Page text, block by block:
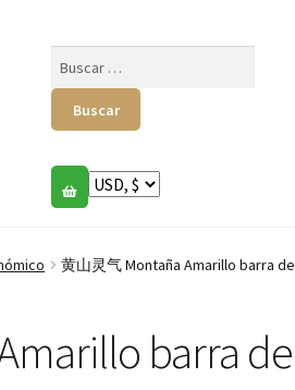
黄山灵气 Montaña Amarillo barra de
barra de